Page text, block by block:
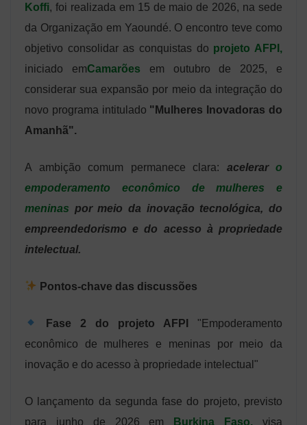
Koffi, foi realizada em 15 de maio de 2026, na sede
da Organização em Yaoundé. O encontro teve como
objetivo consolidar as conquistas do projeto AFPI,
iniciado emCamarões em outubro de 2025, e
considerar sua expansão por meio da integração do
novo programa intitulado "Mulheres Inovadoras do
Amanhã".
A ambição comum permanece clara: acelerar o
empoderamento econômico de mulheres e
meninas por meio da inovação tecnológica, do
empreendedorismo e do acesso à propriedade
intelectual.
Pontos-chave das discussões
Fase 2 do projeto AFPI "Empoderamento
econômico de mulheres e meninas por meio da
inovação e do acesso à propriedade intelectual"
O lançamento da segunda fase do projeto, previsto
para junho de 2026 em
Burkina Faso, visa